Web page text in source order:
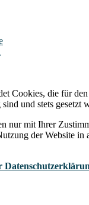
Cookies, die für
und stets gesetzt
nur mit Ihrer
der Website in